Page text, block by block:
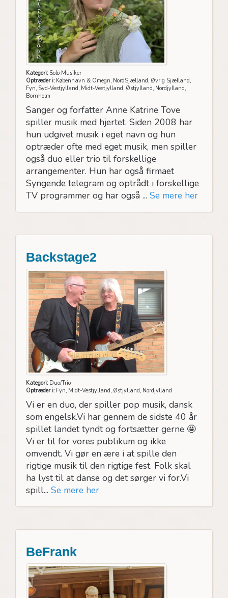
Kategori:Solo Musiker
Optræder i:København & Omegn, NordSjælland, Øvrig Sjælland,
Fyn, Syd-Vestjylland, Midt-Vestjylland, Østjylland, Nordjylland,
Bornholm
Sanger og forfatter Anne Katrine Tove
spiller musik med hjertet. Siden 2008 har
hun udgivet musik i eget navn og hun
optræder ofte med eget musik, men spiller
også duo eller trio til forskellige
arrangementer. Hun har også firmaet
Syngende telegram og optrådt i forskellige
TV programmer og har også ... Se mere her
Backstage2
Kategori:Duo/Trio
Optræder i:Fyn, Midt-Vestjylland, Østjylland, Nordjylland
Vi er en duo, der spiller pop musik, dansk
som engelsk.Vi har gennem de sidste 40 år
spillet landet tyndt og fortsætter gerne 🤩
Vi er til for vores publikum og ikke
omvendt. Vi gør en ære i at spille den
rigtige musik til den rigtige fest. Folk skal
ha lyst til at danse og det sørger vi for.Vi
spill... Se mere her
BeFrank